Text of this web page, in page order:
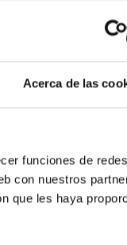
Acerca de las
funciones de
con nuestros
que les haya